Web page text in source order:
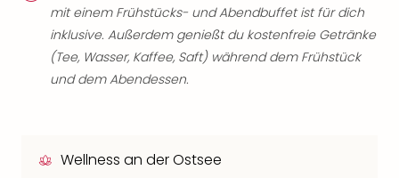
mit einem Frühstücks- und Abendbuffet ist für dich
inklusive. Außerdem genießt du kostenfreie Getränke
(Tee, Wasser, Kaffee, Saft) während dem Frühstück
und dem Abendessen.
Wellness an der Ostsee